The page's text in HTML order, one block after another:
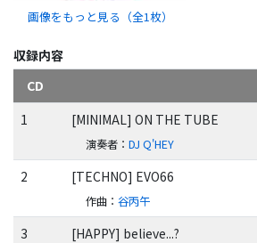
画像をもっと見る（全1 枚）
収録内容
CD
1
[MINIMAL] ON THE TUBE
演奏者 ：DJ Q'HEY
2 [TECHNO] EVO66
作曲 ：谷丙午
3 [HAPPY] believe...?